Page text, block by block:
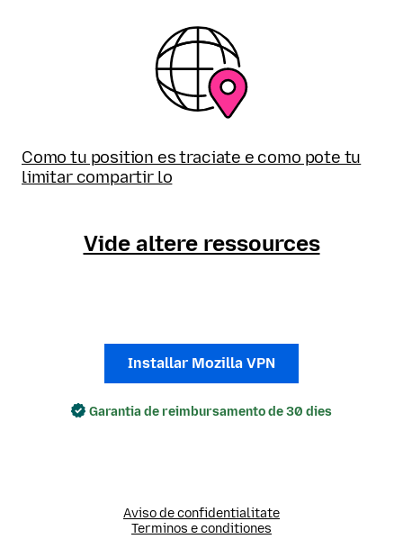
Como tu position es traciate e como pote tu
limitar compartir lo
Vide altere ressources
Installar Mozilla VPN
Garantia de reimbursamento de 30 dies
Aviso de confidentialitate
Terminos e conditiones